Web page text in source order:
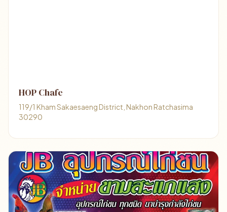
HOP Chafe
119/1 Kham Sakaesaeng District, Nakhon Ratchasima
30290